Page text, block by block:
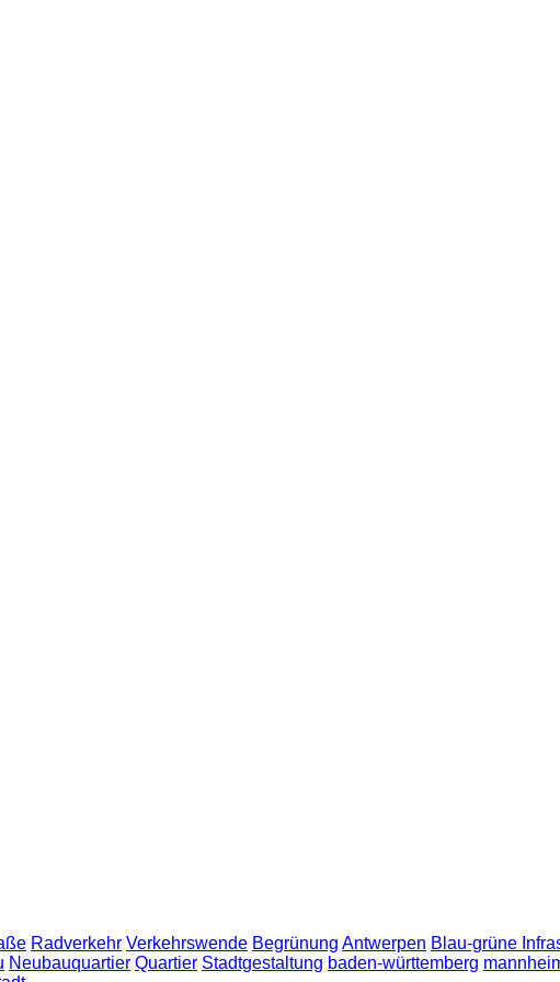
Radverkehr Verkehrswende Begrünung Antwerpen Blau-grüne
Neubauquartier Quartier Stadtgestaltung baden-württemberg